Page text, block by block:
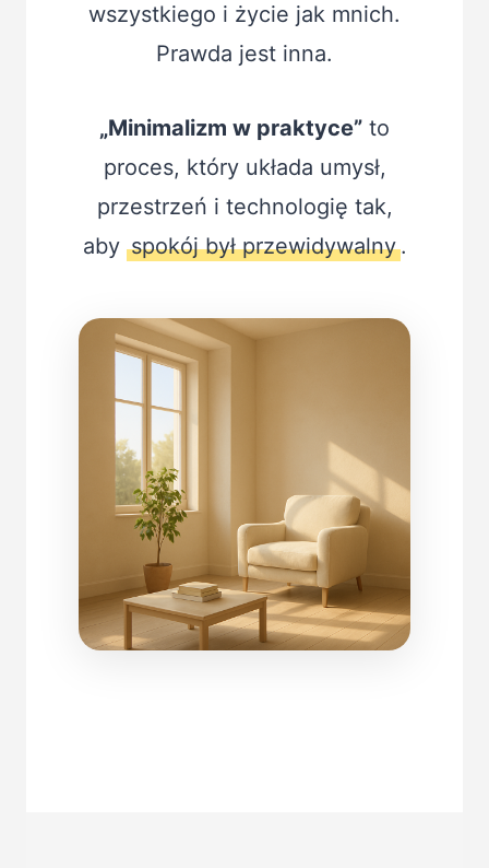
wszystkiego i życie jak mnich.
Prawda jest inna.
„Minimalizm w praktyce” to
proces, który układa umysł,
przestrzeń i technologię tak,
aby spokój był przewidywalny.